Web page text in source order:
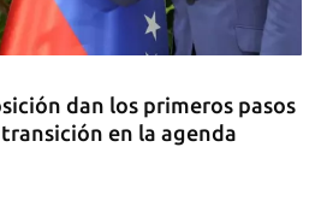
dan los primeros pasos
en la agenda